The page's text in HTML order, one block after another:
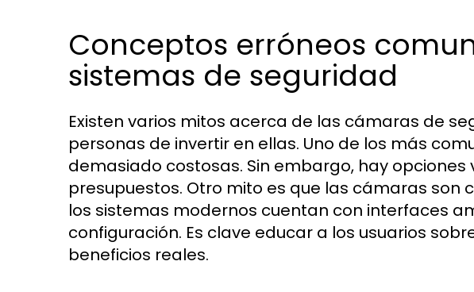
Conceptos erróneos
sistemas de seguridad
Existen varios mitos acerca de las cámaras de
personas de invertir en ellas. Uno de los más
demasiado costosas. Sin embargo, hay
presupuestos. Otro mito es que las cámaras son
los sistemas modernos cuentan con interfaces
configuración. Es clave educar a los usuarios
beneficios reales.